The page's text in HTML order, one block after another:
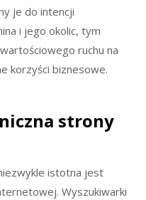
je do intencji
i jego okolic, tym
ruchu na
korzyści biznesowe.
strony
istotna jest
Wyszukiwarki